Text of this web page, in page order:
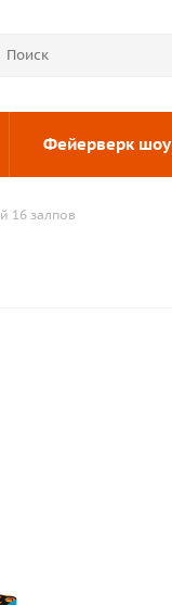
Фейерверк шоу
16 залпов